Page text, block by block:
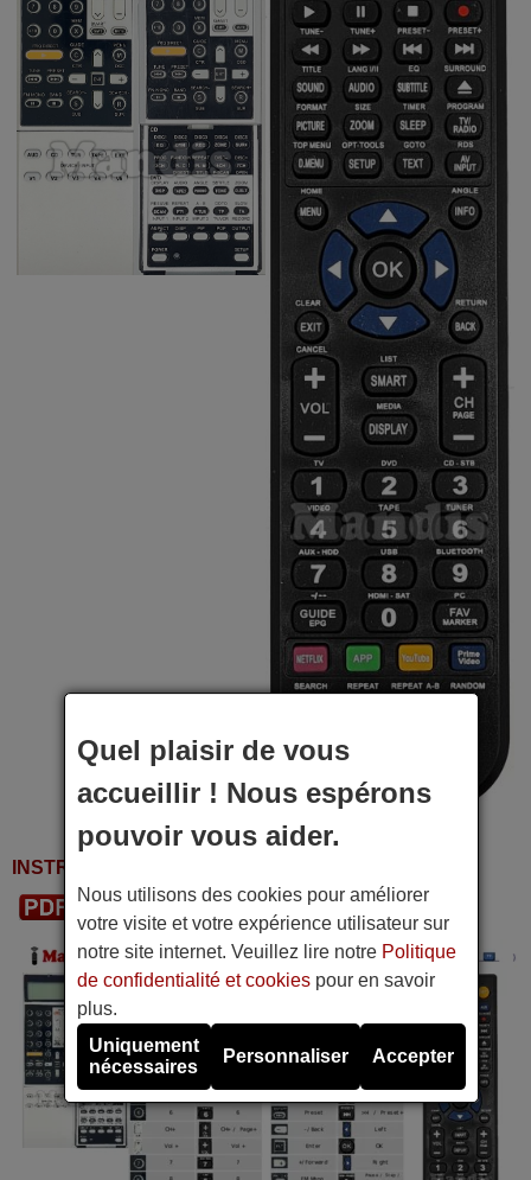
INSTRUCTIONS D'UTILISATION
Télécharger le PDF
Quel plaisir de vous
accueillir ! Nous espérons
pouvoir vous aider.
Nous utilisons des cookies pour améliorer
votre visite et votre expérience utilisateur sur
notre site internet. Veuillez lire notre Politique
de confidentialité et cookiespour en savoir
plus.
Uniquement
nécessaires
Personnaliser Accepter